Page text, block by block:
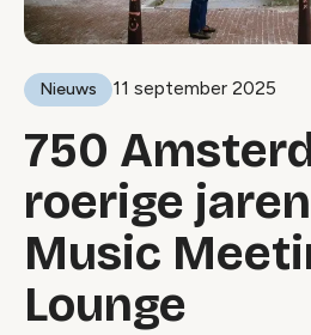
Nieuws 11 september 2025
750
roerige
Music
Lounge